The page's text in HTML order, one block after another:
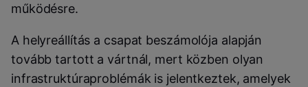
működésre.
A helyreállítás a csapat beszámolója alapján
tovább tartott a vártnál, mert közben olyan
infrastruktúraproblémák is jelentkeztek, amelyek